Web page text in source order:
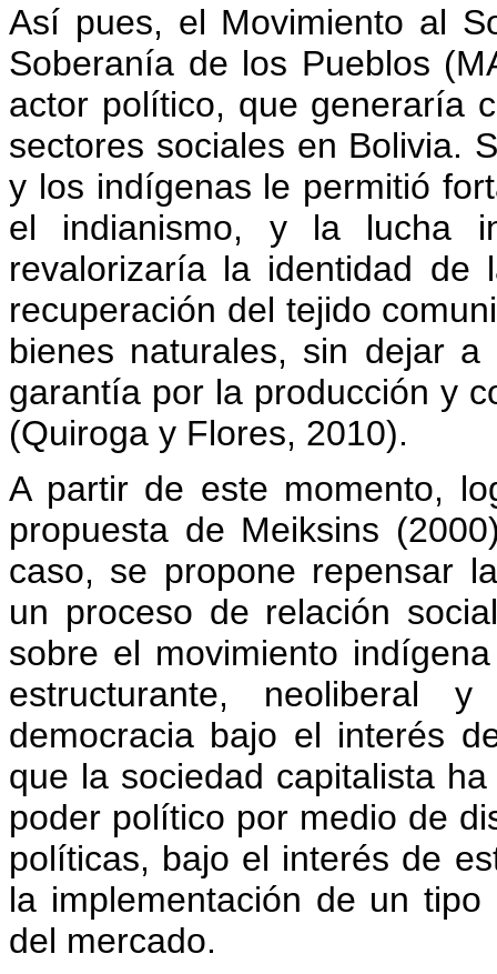
Así pues, el Movimiento al
Soberanía de los Pueblos
actor político, que generaría
sectores sociales en Bolivia.
y los indígenas le permitió
el indianismo, y la lucha
revalorizaría la identidad de
recuperación del tejido
bienes naturales, sin dejar
garantía por la producción y
(Quiroga y Flores, 2010).
A partir de este momento,
propuesta de Meiksins
caso, se propone repensar
un proceso de relación
sobre el movimiento
estructurante, neoliberal
democracia bajo el interés
que la sociedad capitalista
poder político por medio de
políticas, bajo el interés de
la implementación de un
del mercado.